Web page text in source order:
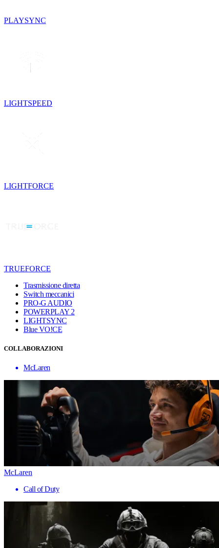
PLAYSYNC
LIGHTSPEED
LIGHTFORCE
TRUEFORCE
Trasmissione diretta
Switch meccanici
PRO-G AUDIO
POWERPLAY 2
LIGHTSYNC
Blue VO!CE
COLLABORAZIONI
McLaren
McLaren
Call of Duty